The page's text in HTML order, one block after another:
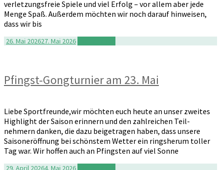
verletzungs­freie Spiele und viel Erfolg – vor allem aber jede
Menge Spaß. Außerdem möchten wir noch darauf hinweisen,
dass wir bis
26. Mai 202627. Mai 2026
Pfingst-Gongturnier am 23. Mai
Liebe Sportfreunde,wir möchten euch heute an unser zweites
Highlight der Saison erinnern und den zahlreichen Teil­
nehmern danken, die dazu beigetragen haben, dass unsere
Saisoneröffnung bei schönstem Wetter ein ringsherum toller
Tag war. Wir hoffen auch an Pfingsten auf viel Sonne
29. April 20264. Mai 2026